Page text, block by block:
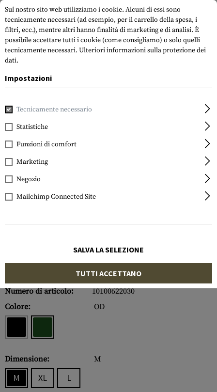
Invader Gear
All Weather Shooting
Gloves
Numero di articolo:
10100622030
Colore:
OD
Dimensione: M
M XL L
Sul nostro sito web utilizziamo i cookie. Alcuni di essi sono
tecnicamente necessari (ad esempio, per il carrello della spesa, i
filtri, ecc.), mentre altri hanno finalità di marketing e di analisi. È
possibile accettare tutti i cookie (come consigliamo) o solo quelli
tecnicamente necessari. Ulteriori informazioni sulla protezione dei
dati.
Impostazioni
Tecnicamente necessario
Statistiche
Funzioni di comfort
Marketing
Negozio
Mailchimp Connected Site
SALVA LA SELEZIONE
TUTTI ACCETTANO